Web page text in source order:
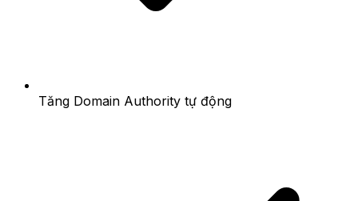
Tăng Domain Authority tự động